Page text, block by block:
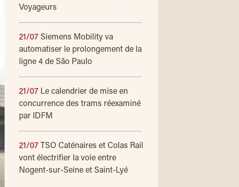
Voyageurs
21/07 Siemens Mobility va
automatiser le prolongement de la
ligne 4 de São Paulo
21/07 Le calendrier de mise en
concurrence des trams réexaminé
par IDFM
21/07
TSO Caténaires et Colas Rail
vont électrifier la voie entre
Nogent-sur-Seine et Saint-Lyé